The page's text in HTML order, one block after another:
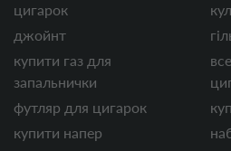
цигарок
джойнт
купити газ для
запальнички
футляр для цигарок
купити напер